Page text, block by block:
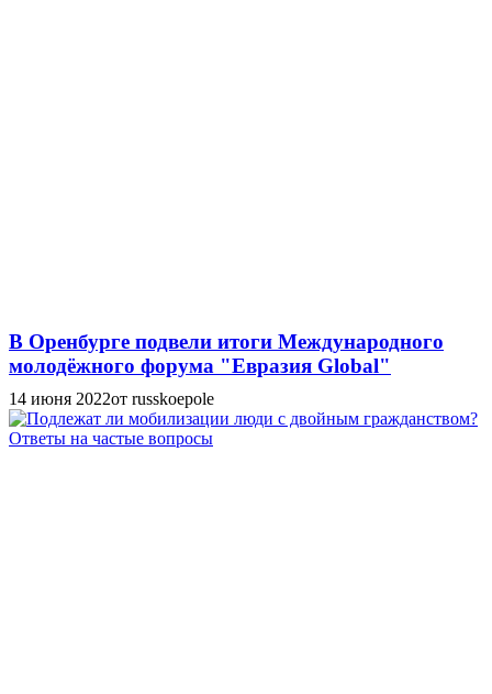
В Оренбурге подвели итоги Международного
молодёжного форума "Евразия Global"
14 июня 2022от russkoepole